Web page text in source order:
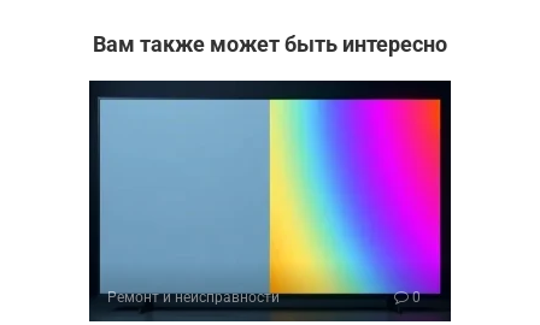
Вам также может быть интересно
Ремонт и неисправности 0